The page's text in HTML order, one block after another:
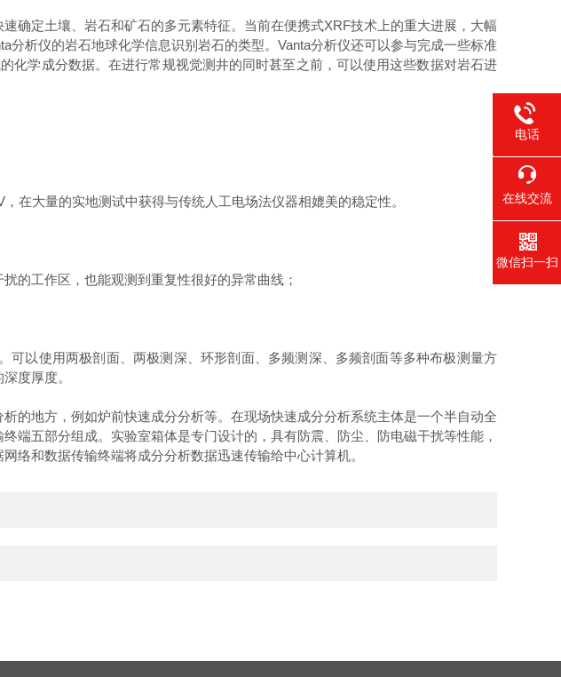
确定土壤、岩石和矿石的多元素特征。当前在便携式XRF技术上的重大进展，大幅
析仪的岩石地球化学信息识别岩石的类型。Vanta分析仪还可以参与完成一些标准
化学成分数据。在进行常规视觉测井的同时甚至之前，可以使用这些数据对岩石进
大量的实地测试中获得与传统人工电场法仪器相媲美的稳定性。
工作区，也能观测到重复性很好的异常曲线；
以使用两极剖面、两极测深、环形剖面、多频测深、多频剖面等多种布极测量方
度厚度。
的地方，例如炉前快速成分分析等。在现场快速成分分析系统主体是一个半自动全
端五部分组成。实验室箱体是专门设计的，具有防震、防尘、防电磁干扰等性能，
络和数据传输终端将成分分析数据迅速传输给中心计算机。
电话
400-
在线交流
微信扫一扫